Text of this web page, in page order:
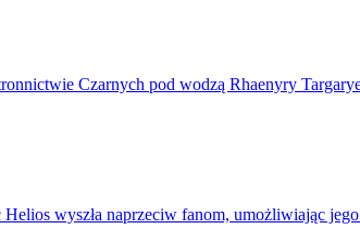
Czarnych pod wodzą Rhaenyry
Helios wyszła naprzeciw fanom, umożliwiając